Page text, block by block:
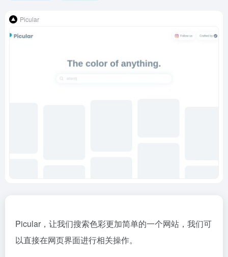
Picular
Picular，让我们搜索色彩更加简单的一个网站，我们可
以直接在网页界面进行相关操作。